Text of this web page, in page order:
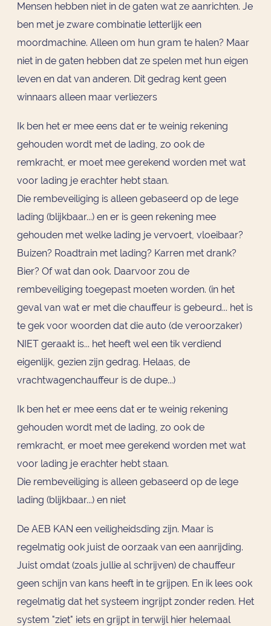
Mensen hebben niet in de gaten wat ze aanrichten. Je
ben met je zware combinatie letterlijk een
moordmachine. Alleen om hun gram te halen? Maar
niet in de gaten hebben dat ze spelen met hun eigen
leven en dat van anderen. Dit gedrag kent geen
winnaars alleen maar verliezers
Ik ben het er mee eens dat er te weinig rekening
gehouden wordt met de lading, zo ook de
remkracht, er moet mee gerekend worden met wat
voor lading je erachter hebt staan.
Die rembeveiliging is alleen gebaseerd op de lege
lading (blijkbaar...) en er is geen rekening mee
gehouden met welke lading je vervoert, vloeibaar?
Buizen? Roadtrain met lading? Karren met drank?
Bier? Of wat dan ook. Daarvoor zou de
rembeveiliging toegepast moeten worden. (in het
geval van wat er met die chauffeur is gebeurd... het is
te gek voor woorden dat die auto (de veroorzaker)
NIET geraakt is... het heeft wel een tik verdiend
eigenlijk, gezien zijn gedrag. Helaas, de
vrachtwagenchauffeur is de dupe...)
Ik ben het er mee eens dat er te weinig rekening
gehouden wordt met de lading, zo ook de
remkracht, er moet mee gerekend worden met wat
voor lading je erachter hebt staan.
Die rembeveiliging is alleen gebaseerd op de lege
lading (blijkbaar...) en niet
De AEB KAN een veiligheidsding zijn. Maar is
regelmatig ook juist de oorzaak van een aanrijding.
Juist omdat (zoals jullie al schrijven) de chauffeur
geen schijn van kans heeft in te grijpen. En ik lees ook
regelmatig dat het systeem ingrijpt zonder reden. Het
system "ziet" iets en grijpt in terwijl hier helemaal